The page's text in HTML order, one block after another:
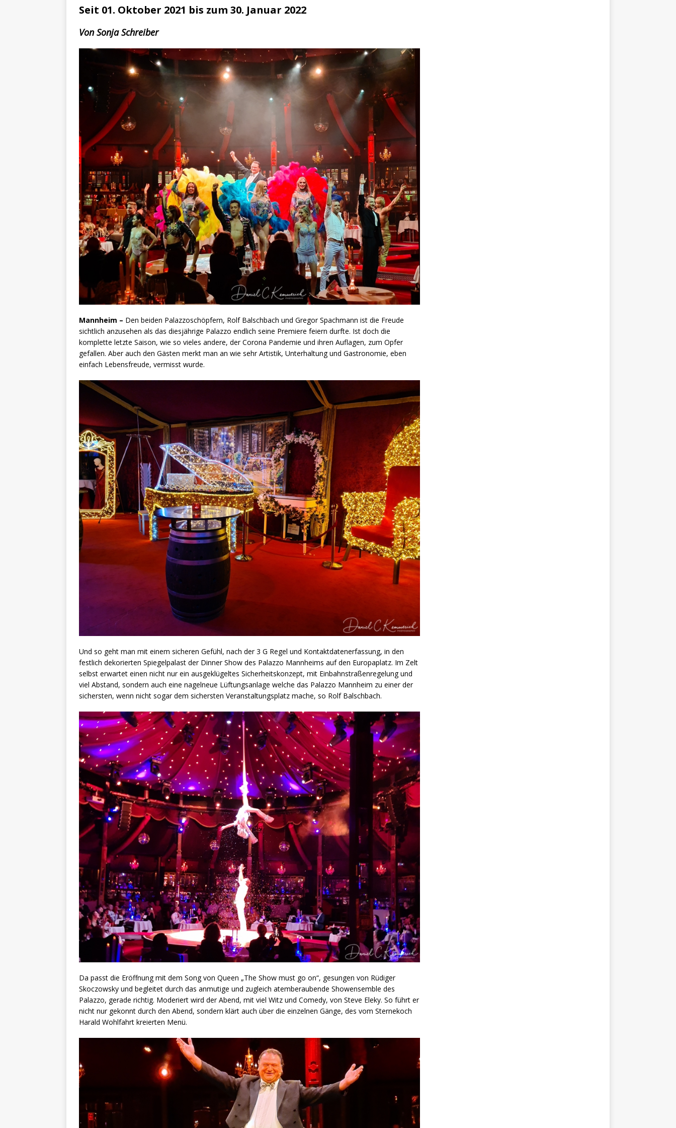
Personensuche / Vermisst
Seit 01. Oktober 2021 bis zum 30. Januar 2022
Von Sonja Schreiber
Mannheim – Den beiden Palazzoschöpfern, Rolf Balschbach und Gregor Spachmann ist die Freude
sichtlich anzusehen als das diesjährige Palazzo endlich seine Premiere feiern durfte. Ist doch die
komplette letzte Saison, wie so vieles andere, der Corona Pandemie und ihren Auflagen, zum Opfer
gefallen. Aber auch den Gästen merkt man an wie sehr Artistik, Unterhaltung und Gastronomie, eben
einfach Lebensfreude, vermisst wurde.
Und so geht man mit einem sicheren Gefühl, nach der 3 G Regel und Kontaktdatenerfassung, in den
festlich dekorierten Spiegelpalast der Dinner Show des Palazzo Mannheims auf den Europaplatz. Im Zelt
selbst erwartet einen nicht nur ein ausgeklügeltes Sicherheitskonzept, mit Einbahnstraßenregelung und
viel Abstand, sondern auch eine nagelneue Lüftungsanlage welche das Palazzo Mannheim zu einer der
sichersten, wenn nicht sogar dem sichersten Veranstaltungsplatz mache, so Rolf Balschbach.
Da passt die Eröffnung mit dem Song von Queen „The Show must go on“, gesungen von Rüdiger
Skoczowsky und begleitet durch das anmutige und zugleich atemberaubende Showensemble des
Palazzo, gerade richtig. Moderiert wird der Abend, mit viel Witz und Comedy, von Steve Eleky. So führt er
nicht nur gekonnt durch den Abend, sondern klärt auch über die einzelnen Gänge, des vom Sternekoch
Harald Wohlfahrt kreierten Menü.